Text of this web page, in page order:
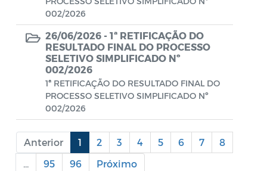
Portaria SECUT
Portaria SEDUC
Portaria SEFAZ
Portaria SESAU
PORTARIA SETUR
Portarias Sobre o Coronavírus COVID-19
002/2026
26/06/2026 - 1ª RETIFICAÇÃO DO
RESULTADO FINAL DO PROCESSO
SELETIVO SIMPLIFICADO Nº
002/2026
1ª RETIFICAÇÃO DO RESULTADO FINAL DO
PROCESSO SELETIVO SIMPLIFICADO Nº
002/2026
Anterior 1 2 3 4 5 6 7
8
95 96 Próximo